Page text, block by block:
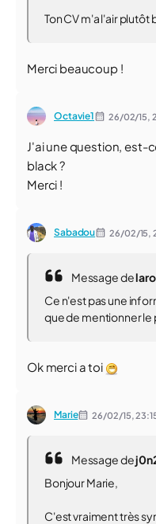
Ton CV m'a l'air plutôt
Merci beaucoup !
Octavie1 26/02/15,
J'ai une question, est-
black ?
Merci !
Sabadou 26/02/15,
Message de
Ce n'est pas une
que de mentionner
Ok merci a toi
Marie 26/02/15,
Message de
Bonjour Marie,
C'est vraiment très